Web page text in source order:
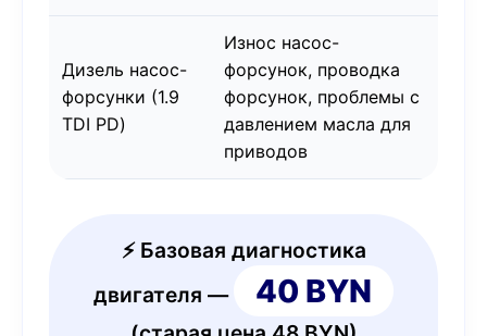
Дизель насос-
форсунки (1.9
TDI PD)
Износ насос-
форсунок, проводка
форсунок, проблемы с
давлением масла для
приводов
⚡ Базовая диагностика
двигателя —
40 BYN